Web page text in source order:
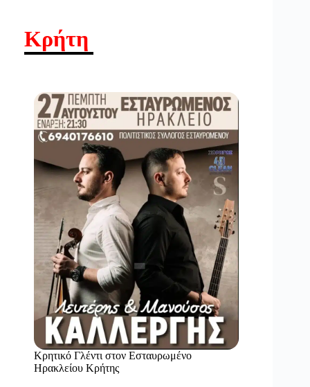
Κρήτη
Κρητικό Γλέντι στον Εσταυρωμένο
Ηρακλείου Κρήτης